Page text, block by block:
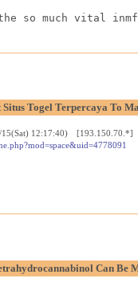
so much vital
Situs Togel Terpercaya To
15(Sat) 12:17:40) [193.150.70.*]
Can Be